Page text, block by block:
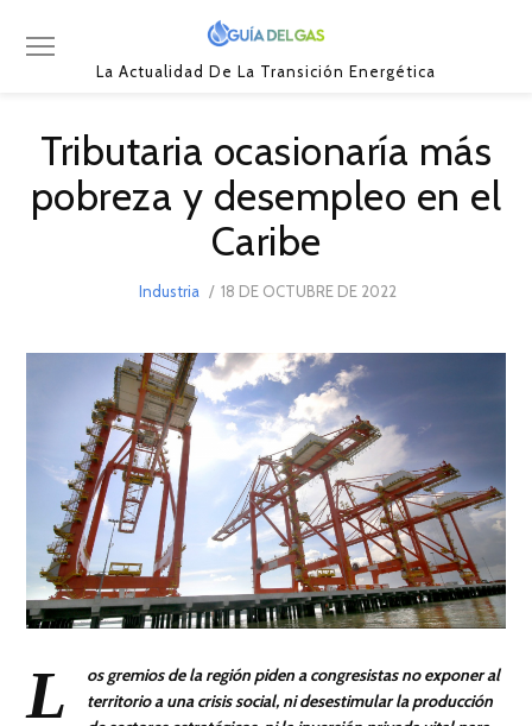
La Actualidad De La Transición Energética
Tributaria ocasionaría más
pobreza y desempleo en el
Caribe
Industria
POSTED
18 DE OCTUBRE DE 2022
L
os gremios de la región piden a congresistas no exponer al
territorio a una crisis social, ni desestimular la producción